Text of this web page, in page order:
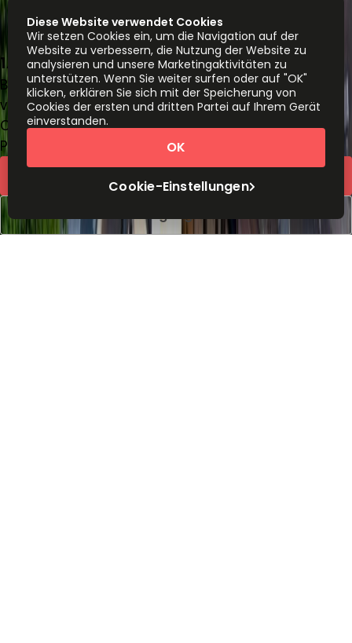
1A, rue Thomas Edison, L-1445
Büroraum
von
€725 Person/Monat
Coworking-Schreibtische
Preis auf Anfrage
Besichtigung buchen
Diese Website verwendet Cookies
Wir setzen Cookies ein, um die Navigation auf der
Website zu verbessern, die Nutzung der Website zu
analysieren und unsere Marketingaktivitäten zu
unterstützen. Wenn Sie weiter surfen oder auf "OK"
klicken, erklären Sie sich mit der Speicherung von
Cookies der ersten und dritten Partei auf Ihrem Gerät
einverstanden.
Cookie-Einstellungen
OK